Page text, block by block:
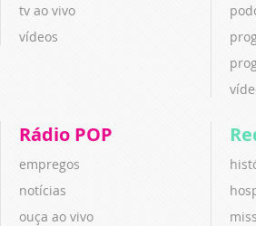
tv ao vivo
vídeos
Rádio POP
empregos
notícias
ouça ao vivo